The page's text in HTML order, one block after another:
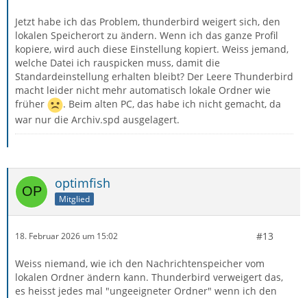
Jetzt habe ich das Problem, thunderbird weigert sich, den
lokalen Speicherort zu ändern. Wenn ich das ganze Profil
kopiere, wird auch diese Einstellung kopiert. Weiss jemand,
welche Datei ich rauspicken muss, damit die
Standardeinstellung erhalten bleibt? Der Leere Thunderbird
macht leider nicht mehr automatisch lokale Ordner wie
früher
. Beim alten PC, das habe ich nicht gemacht, da
war nur die Archiv.spd ausgelagert.
optimfish
Mitglied
18. Februar 2026 um 15:02 #13
Weiss niemand, wie ich den Nachrichtenspeicher vom
lokalen Ordner ändern kann. Thunderbird verweigert das,
es heisst jedes mal "ungeeigneter Ordner" wenn ich den